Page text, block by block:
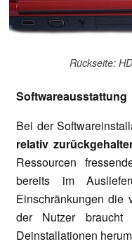
Rückseite:
Softwareausstattung
Bei der
relativ
Ressourcen
bereits im
Einschränkungen die
der Nutzer
Deinstallationen